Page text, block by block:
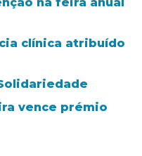
clínica atribuído
vence prémio